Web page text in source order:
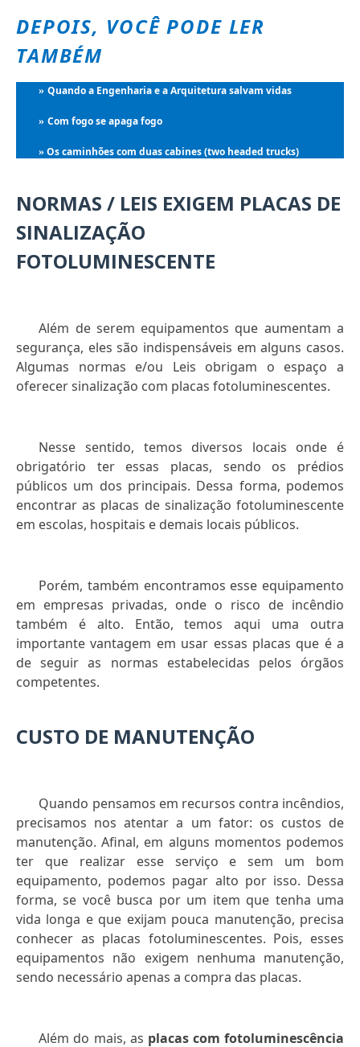
DEPOIS, VOCÊ PODE LER
TAMBÉM
» Quando a Engenharia e a Arquitetura salvam vidas
» Com fogo se apaga fogo
» Os caminhões com duas cabines (two headed trucks)
NORMAS / LEIS EXIGEM PLACAS DE
SINALIZAÇÃO
FOTOLUMINESCENTE
Além de serem equipamentos que aumentam a
segurança, eles são indispensáveis em alguns casos.
Algumas normas e/ou Leis obrigam o espaço a
oferecer sinalização com placas fotoluminescentes.
Nesse sentido, temos diversos locais onde é
obrigatório ter essas placas, sendo os prédios
públicos um dos principais. Dessa forma, podemos
encontrar as placas de sinalização fotoluminescente
em escolas, hospitais e demais locais públicos.
Porém, também encontramos esse equipamento
em empresas privadas, onde o risco de incêndio
também é alto. Então, temos aqui uma outra
importante vantagem em usar essas placas que é a
de seguir as normas estabelecidas pelos órgãos
competentes.
CUSTO DE MANUTENÇÃO
Quando pensamos em recursos contra incêndios,
precisamos nos atentar a um fator: os custos de
manutenção. Afinal, em alguns momentos podemos
ter que realizar esse serviço e sem um bom
equipamento, podemos pagar alto por isso. Dessa
forma, se você busca por um item que tenha uma
vida longa e que exijam pouca manutenção, precisa
conhecer as placas fotoluminescentes. Pois, esses
equipamentos não exigem nenhuma manutenção,
sendo necessário apenas a compra das placas.
Além do mais, as placas com fotoluminescência